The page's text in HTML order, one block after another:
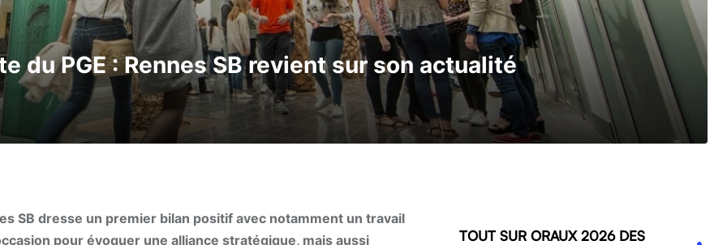
du PGE : Rennes SB revient sur son actualité
SB dresse un premier bilan positif avec notamment un travail
pour évoquer une alliance stratégique, mais aussi
TOUT SUR ORAUX 2026 DES